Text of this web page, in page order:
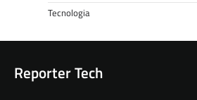
Tecnologia
Reporter Tech